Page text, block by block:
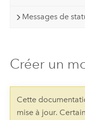
Messages de
Créer un
Cette
mise à jour.